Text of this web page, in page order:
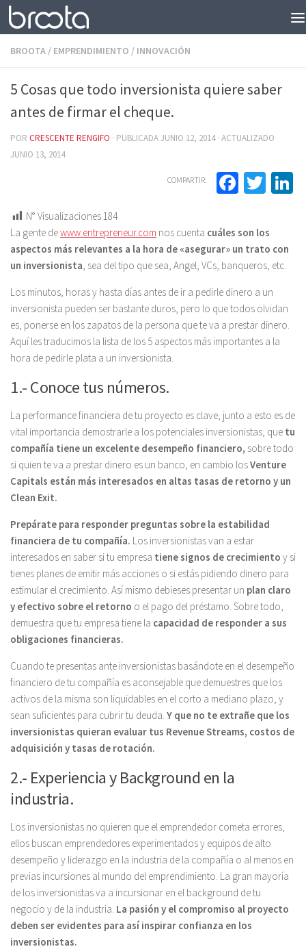
Saltar al contenido
BROOTA / EMPRENDIMIENTO / INNOVACIÓN
5 Cosas que todo inversionista quiere saber
antes de firmar el cheque.
POR CRESCENTE RENGIFO · PUBLICADAJUNIO 12, 2014· ACTUALIZADO
JUNIO 13, 2014
COMPARTIR:
N° Visualizaciones 184
La gente dewww.entrepreneur.com nos cuenta cuáles son los
aspectos más relevantes a la hora de «asegurar» un trato con
un inversionista, sea del tipo que sea, Angel, VCs, banqueros, etc.
Los minutos, horas y hasta días antes de ir a pedirle dinero a un
inversionista pueden ser bastante duros, pero lo que todos olvidan
es, ponerse en los zapatos de la persona que te va a prestar dinero.
Aquí les traducimos la lista de los 5 aspectos más importantes a la
hora de pedirle plata a un inversionista.
1.- Conoce tus números.
La performance financiera de tu proyecto es clave, junto a esto es de
vital importancia demostrarle a los potenciales inversionistas, que tu
compañía tiene un excelente desempeño financiero, sobre todo
si quien te va a prestar dinero es un banco, en cambio losVenture
Capitals están más interesados en altas tasas de retorno y un
Clean Exit.
Prepárate para responder preguntas sobre la estabilidad
financiera de tu compañía. Los inversionistas van a estar
interesados en saber si tu empresa tiene signos de crecimiento y si
tienes planes de emitir más acciones o si estás pidiendo dinero para
estimular el crecimiento. Así mismo debieses presentar un plan claro
y efectivo sobre el retorno o el pago del préstamo. Sobre todo,
demuestra que tu empresa tiene la capacidad de responder a sus
obligaciones financieras.
Cuando te presentas ante inversionistas basándote en el desempeño
financiero de tu compañía es aconsejable que demuestres que los
activos de la misma son liquidables en el corto a mediano plazo, y
sean suficientes para cubrir tu deuda. Y que no te extrañe que los
inversionistas quieran evaluar tus Revenue Streams, costos de
adquisición y tasas de rotación.
2.- Experiencia y Background en la
industria.
Los inversionistas no quieren que el emprendedor cometa errores,
ellos buscan emprendedores experimentados y equipos de alto
desempeño y liderazgo en la industria de la compañía o al menos en
previas incursiones al mundo del emprendimiento. La gran mayoría
de los inversionistas va a incursionar en el background de tu
negocio y de la industria. La pasión y el compromiso al proyecto
deben ser evidentes para así inspirar confianza en los
inversionistas.